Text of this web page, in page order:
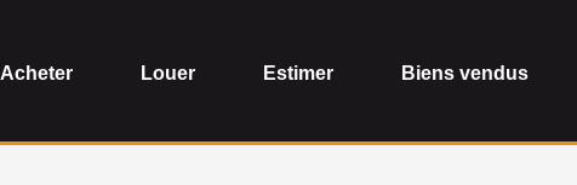
Acheter Louer Estimer Biens vendus